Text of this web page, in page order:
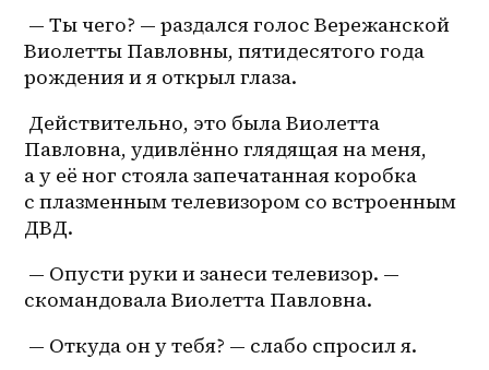
— Ты чего? — раздался голос Вережанской
Виолетты Павловны, пятидесятого года
рождения и я открыл глаза.
Павловна, удивлённо глядящая на меня,
а у её ног стояла запечатанная коробка
с плазменным телевизором со встроенным
ДВД.
— Опусти руки и занеси телевизор. —
скомандовала Виолетта Павловна.
— Откуда он у тебя? — слабо спросил я.